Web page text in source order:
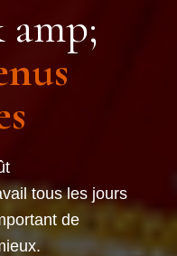
à
saveurs
de culture,
au cœur
amp;
tous les jours
de